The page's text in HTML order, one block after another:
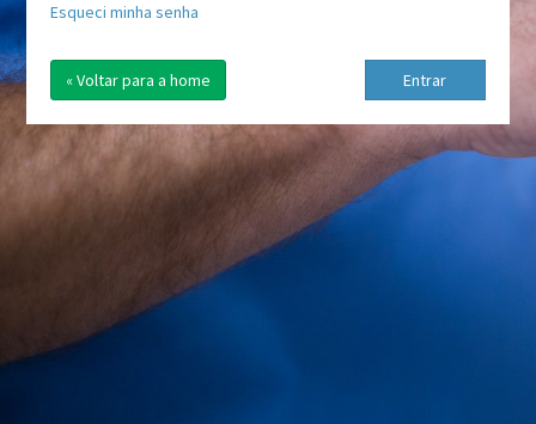
Esqueci minha senha
« Voltar para a home Entrar